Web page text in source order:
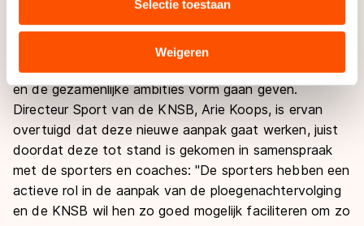
combineren met andere gegevens die u aan hen heeft
verstrekt of die zij hebben verzameld via hun services.
Sommige partners kunnen gegevens doorgeven aan
landen buiten de EU, zoals de VS, waar mogelijk geen
adequaat beschermingsniveau geldt volgens de GDPR.
Door op ‘Toestaan’ te klikken, stemt u in met deze
overdracht. Meer informatie vindt u in ons cookiebeleid.
Selectie toestaan
Weigeren
De KNSB wil met de steun van KPN een mooie nieuwe
start maken met beide ploegenachtervolgingsteams
en de gezamenlijke ambities vorm gaan geven.
Directeur Sport van de KNSB, Arie Koops, is ervan
overtuigd dat deze nieuwe aanpak gaat werken, juist
doordat deze tot stand is gekomen in samenspraak
met de sporters en coaches: "De sporters hebben een
actieve rol in de aanpak van de ploegenachtervolging
en de KNSB wil hen zo goed mogelijk faciliteren om zo